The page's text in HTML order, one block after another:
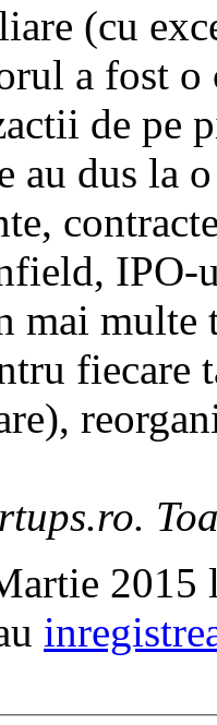
(cu
a fost
de pe
au dus la
IPO-
mai multe
fiecare
2015